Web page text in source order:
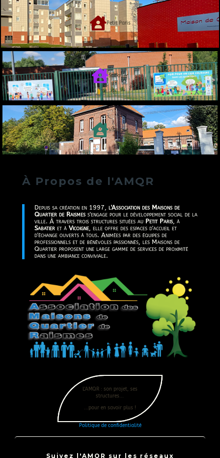
Petit Paris
Sabatier
Vicoigne
À Propos de l'AMQR
Depuis sa création en 1997, l'Association des Maisons de
Quartier de Raismes s'engage pour le développement social de la
ville. À travers trois structures situées au Petit Paris , à
Sabatier et à Vicoigne , elle offre des espaces d'accueil et
d'échange ouverts à tous. Animées par des équipes de
professionnels et de bénévoles passionnés, les Maisons de
Quartier proposent une large gamme de services de proximité
dans une ambiance conviviale.
L'AMQR : son projet, ses
structures...
...pour en savoir plus !
Politique de confidentialité
Suivez l'AMQR sur les réseaux